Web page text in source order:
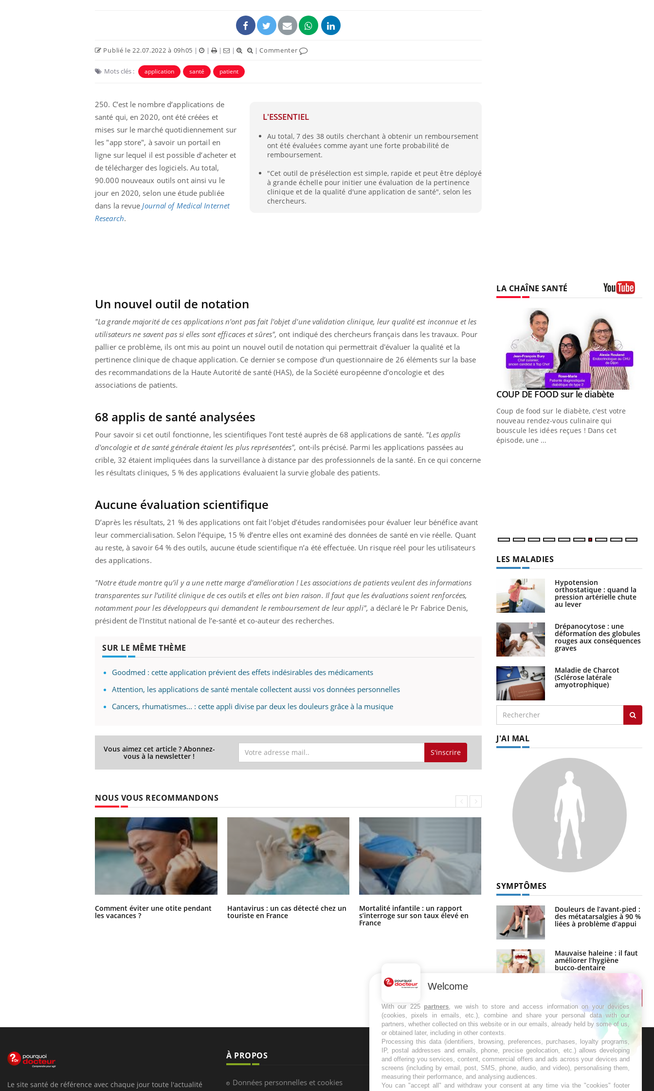
Publié le 22.07.2022 à 09h05 | | | | |Commenter
Mots clés : application santé patient
L'ESSENTIEL
Au total, 7 des 38 outils cherchant à obtenir un remboursement
ont été évaluées comme ayant une forte probabilité de
remboursement.
"Cet outil de présélection est simple, rapide et peut être déployé
à grande échelle pour initier une évaluation de la pertinence
clinique et de la qualité d'une application de santé", selon les
chercheurs.
250. C’est le nombre d’applications de
santé qui, en 2020, ont été créées et
mises sur le marché quotidiennement sur
les "app store", à savoir un portail en
ligne sur lequel il est possible d’acheter et
de télécharger des logiciels. Au total,
90.000 nouveaux outils ont ainsi vu le
jour en 2020, selon une étude publiée
dans la revue Journal of Medical Internet
Research.
Un nouvel outil de notation
"La grande majorité de ces applications n'ont pas fait l'objet d'une validation clinique, leur qualité est inconnue et les
utilisateurs ne savent pas si elles sont efficaces et sûres", ont indiqué des chercheurs français dans les travaux. Pour
pallier ce problème, ils ont mis au point un nouvel outil de notation qui permettrait d'évaluer la qualité et la
pertinence clinique de chaque application. Ce dernier se compose d’un questionnaire de 26 éléments sur la base
des recommandations de la Haute Autorité de santé (HAS), de la Société européenne d’oncologie et des
associations de patients.
68 applis de santé analysées
Pour savoir si cet outil fonctionne, les scientifiques l’ont testé auprès de 68 applications de santé. "Les applis
d'oncologie et de santé générale étaient les plus représentées", ont-ils précisé. Parmi les applications passées au
crible, 32 étaient impliquées dans la surveillance à distance par des professionnels de la santé. En ce qui concerne
les résultats cliniques, 5 % des applications évaluaient la survie globale des patients.
Aucune évaluation scientifique
D’après les résultats, 21 % des applications ont fait l’objet d’études randomisées pour évaluer leur bénéfice avant
leur commercialisation. Selon l’équipe, 15 % d’entre elles ont examiné des données de santé en vie réelle. Quant
au reste, à savoir 64 % des outils, aucune étude scientifique n’a été effectuée. Un risque réel pour les utilisateurs
des applications.
"Notre étude montre qu’il y a une nette marge d’amélioration ! Les associations de patients veulent des informations
transparentes sur l’utilité clinique de ces outils et elles ont bien raison. Il faut que les évaluations soient renforcées,
notamment pour les développeurs qui demandent le remboursement de leur appli", a déclaré le Pr Fabrice Denis,
président de l’Institut national de l’e-santé et co-auteur des recherches.
SUR LE MÊME THÈME
Goodmed : cette application prévient des effets indésirables des médicaments
Attention, les applications de santé mentale collectent aussi vos données personnelles
Cancers, rhumatismes... : cette appli divise par deux les douleurs grâce à la musique
Vous aimez cet article ? Abonnez-
vous à la newsletter ! S'inscrire
NOUS VOUS RECOMMANDONS
Comment éviter une otite pendant
les vacances ?
Hantavirus : un cas détecté chez un
touriste en France
Mortalité infantile : un rapport
s’interroge sur son taux élevé en
France
Grossesse à risque : ce jus naturel
attire l'attention des chercheurs
LA CHAÎNE SANTÉ
Le Ramadan approche, et, pour de
nombreuses personnes atteintes de
diabète, c'est une période de questions, de
défis, mais ...
préventiveYoutube
Un établissement lié à un groupe
mutualiste innove en matière de bilan de
santé : l'utilisation d'un « jumeau
numérique » permet ...
Youtube
COUP DE FOOD sur le diabèteYoutube
Coup de food sur le diabète, c'est votre
nouveau rendez-vous culinaire qui
bouscule les idées reçues ! Dans cet
épisode, une ...
Youtube
Quand l’entreprise mise sur le bien
"Les rendez-vous de la santé et de la
qualité de vie au travail" de Pourquoi
Docteur reçoivent Régis Blugeon, DRH et
LES MALADIES
Hypotension
orthostatique : quand la
pression artérielle chute
au lever
Drépanocytose : une
déformation des globules
rouges aux conséquences
graves
Maladie de Charcot
(Sclérose latérale
amyotrophique)
J'AI MAL
SYMPTÔMES
Douleurs de l’avant-pied :
des métatarsalgies à 90 %
liées à problème d’appui
Mauvaise haleine : il faut
améliorer l’hygiène
bucco-dentaire
Le site santé de référence avec chaque jour toute l'actualité
À PROPOS
Données personnelles et cookies
NEWSLETTER
Recevez toutes les semaines les meilleures
infos santé
Welcome
With our 225 partners, we wish to store and access information on your devices
(cookies, pixels in emails, etc.), combine and share your personal data with our
partners, whether collected on this website or in our emails, already held by some of us,
or obtained later, including in other contexts.
Processing this data (identifiers, browsing, preferences, purchases, loyalty programs,
IP, postal addresses and emails, phone, precise geolocation, etc.) allows developing
and offering you services, content, commercial offers and ads across your devices and
screens (including by email, post, SMS, phone, audio, and video), personalising them,
measuring their performance, and analysing audiences.
You can "accept all" and withdraw your consent at any time via the "cookies" footer